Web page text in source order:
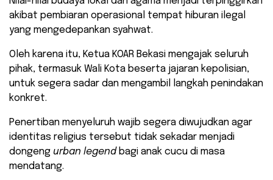
akibat pembiaran operasional tempat hiburan ilegal
yang mengedepankan syahwat.
​Oleh karena itu, Ketua KOAR Bekasi mengajak seluruh
pihak, termasuk Wali Kota beserta jajaran kepolisian,
untuk segera sadar dan mengambil langkah penindakan
konkret.
Penertiban menyeluruh wajib segera diwujudkan agar
identitas religius tersebut tidak sekadar menjadi
dongeng urban legendbagi anak cucu di masa
mendatang.